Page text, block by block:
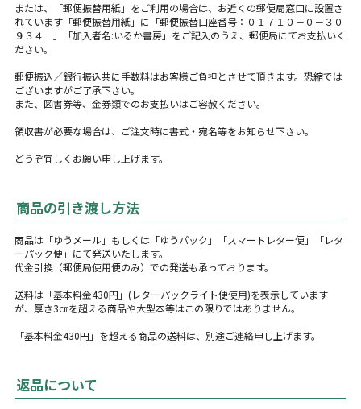
または、「郵便振替用紙」をご利用の場合は、お近くの郵便局窓口に設置さ
れています「郵便振替用紙」に「郵便振替口座番号：０１７１０－０－３０
９３４ 」「加入者名:いるか書房」をご記入のうえ、郵便局にてお支払いく
ださい。
郵便振込／銀行振込共に手数料はお客様ご負担とさせて頂きます。恐縮では
ございますがご了承下さい。
また、図書券等、金券類でのお支払いはご容赦ください。
領収書が必要な場合は、ご注文時に書式・宛名等をお知らせ下さい。
どうぞ宜しくお願い申し上げます。
商品の引き渡し方法
商品は「ゆうメール」もしくは「ゆうパック」「スマートレター便」「レタ
ーパック便」にて発送いたします。
代金引換（郵便局使用便のみ）での発送も承っております。
送料は「基本料金430円」(レターパックライト便使用)を表示しています
が、厚さ3㎝を超える商品や大型本等はこの限りではありません。
「基本料金430円」を超える商品の送料は、別途ご連絡申し上げます。
返品について